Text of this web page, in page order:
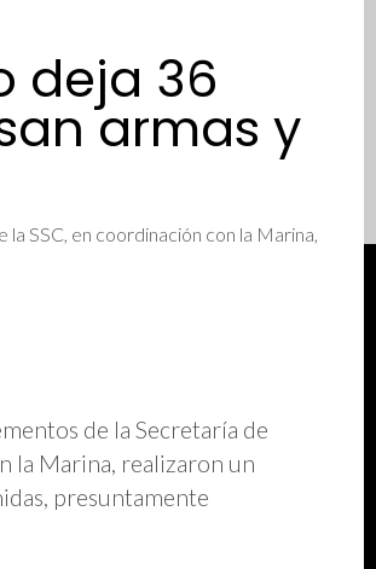
deja 36
armas y
SSC, en coordinación con la Marina,
de la Secretaría de
la Marina, realizaron un
presuntamente